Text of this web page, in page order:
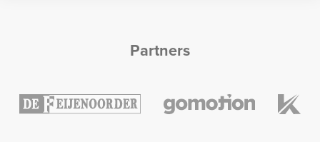
Partners